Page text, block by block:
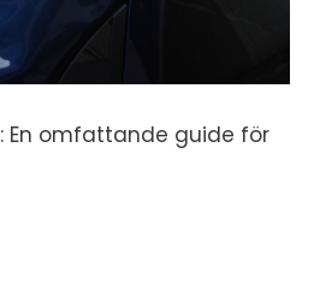
En omfattande guide för